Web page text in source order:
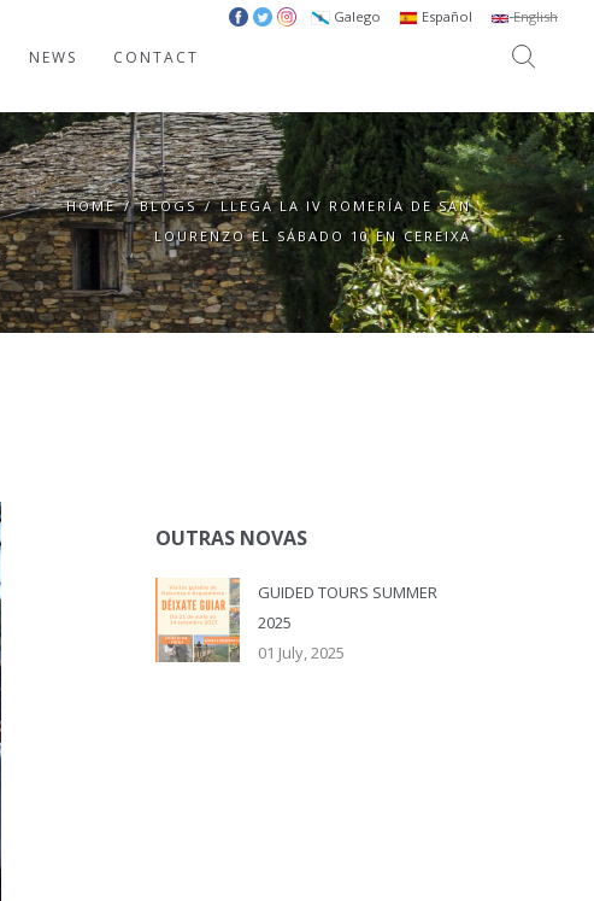
Galego Español English
NEWS CONTACT
HOME / BLOGS / LLEGA LA IV ROMERÍA DE SAN
LOURENZO EL SÁBADO 10 EN CEREIXA
OUTRAS NOVAS
GUIDED TOURS SUMMER
2025
01 July, 2025